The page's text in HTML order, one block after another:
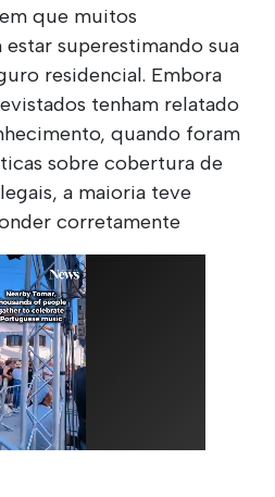
que muitos
superestimando sua
residencial. Embora
tenham relatado
quando foram
sobre cobertura de
a maioria teve
corretamente